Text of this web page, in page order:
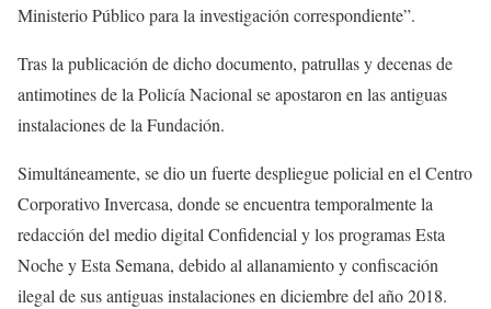
Ministerio Público para la investigación correspondiente”.
Tras la publicación de dicho documento, patrullas y decenas de
antimotines de la Policía Nacional se apostaron en las antiguas
instalaciones de la Fundación.
Simultáneamente, se dio un fuerte despliegue policial en el Centro
Corporativo Invercasa, donde se encuentra temporalmente la
redacción del medio digital Confidencial y los programas Esta
Noche y Esta Semana, debido al allanamiento y confiscación
ilegal de sus antiguas instalaciones en diciembre del año 2018.